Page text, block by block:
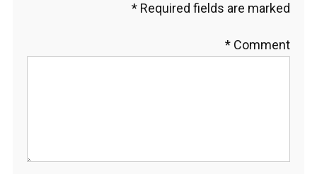
Required fields are marked
*
Comment
*